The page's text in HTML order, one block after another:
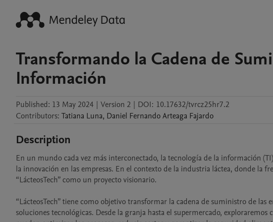
Transformando la Cadena de
Información
Published: 13 May 2024 | Version 2 | DOI: 10.17632/tvrcz25hr7.2
Contributors: Tatiana Luna, Daniel FernandoArteaga Fajardo
Description
En un mundo cada vez más interconectado, la tecnología de la información
la innovación en las empresas. En el contexto de la industria láctea, donde la
“LácteosTech” como un proyecto visionario.
“LácteosTech” tiene como objetivo transformar la cadena de suministro de las
soluciones tecnológicas. Desde la granja hasta el supermercado,